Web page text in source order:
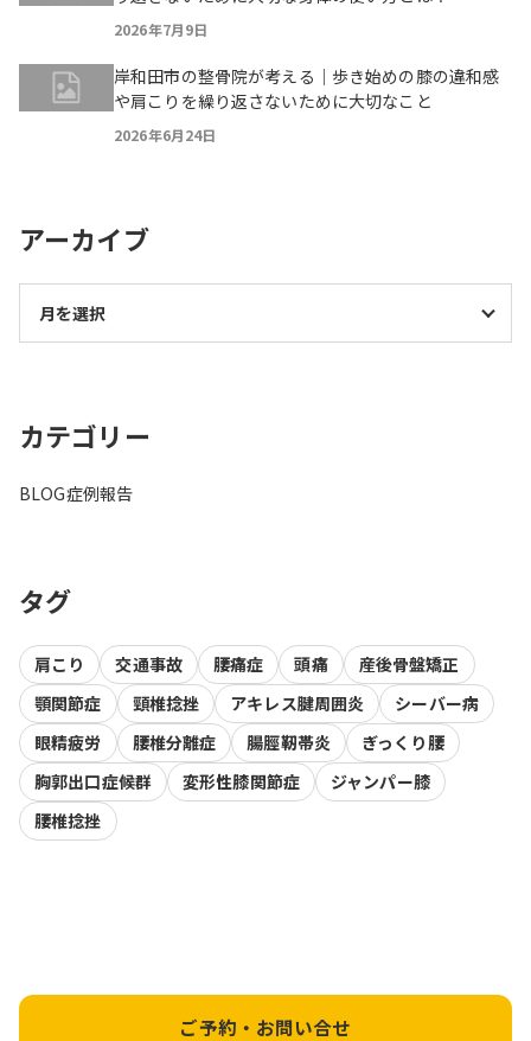
2026年7月9日
岸和田市の整骨院が考える｜歩き始めの膝の違和感
や肩こりを繰り返さないために大切なこと
2026年6月24日
アーカイブ
カテゴリー
BLOG症例報告
タグ
肩こり 交通事故 腰痛症 頭痛
産後骨盤矯正
顎関節症
頸椎捻挫 アキレス腱周囲炎
シーバー病
眼精疲労
腰椎分離症 腸脛靭帯炎
ぎっくり腰
胸郭出口症候群
変形性膝関節症
ジャンパー膝
腰椎捻挫
ご予約・お問い合せ